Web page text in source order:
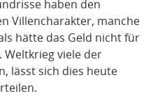
haben den
Villencharakter, manche
hätte das Geld nicht für
Weltkrieg viele der
lässt sich dies heute